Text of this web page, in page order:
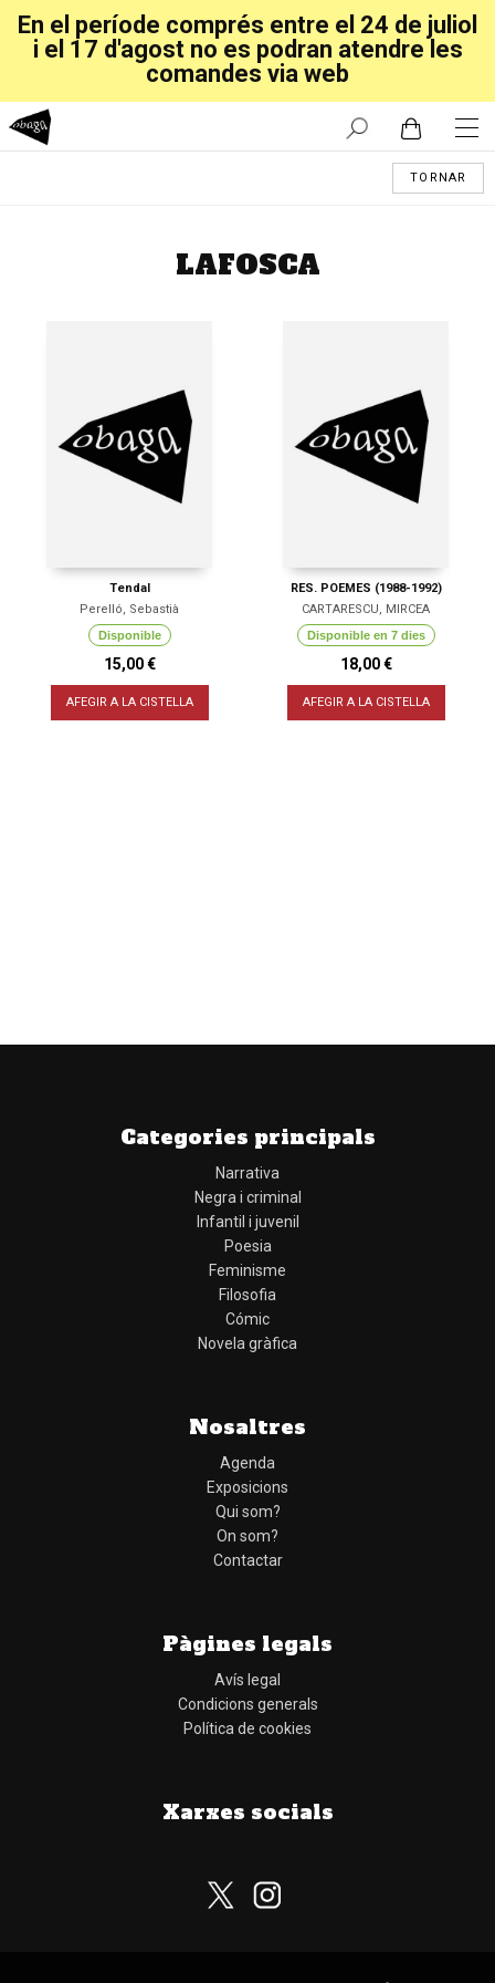
En el període comprés entre el 24 de juliol
i el 17 d'agost no es podran atendre les
comandes via web
TORNAR
LAFOSCA
Tendal
Perelló, Sebastià
Disponible
15,00 €
AFEGIR A LA CISTELLA
RES. POEMES (1988-1992)
CARTARESCU, MIRCEA
Disponible en 7 dies
18,00 €
AFEGIR A LA CISTELLA
Categories principals
Narrativa
Negra i criminal
Infantil i juvenil
Poesia
Feminisme
Filosofia
Cómic
Novela gràfica
Nosaltres
Agenda
Exposicions
Qui som?
On som?
Contactar
Pàgines legals
Avís legal
Condicions generals
Política de cookies
Xarxes socials